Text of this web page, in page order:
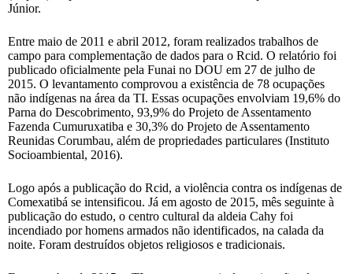
Júnior.
Entre maio de 2011 e abril 2012, foram realizados trabalhos de
campo para complementação de dados para o Rcid. O relatório foi
publicado oficialmente pela Funai no DOU em 27 de julho de
2015. O levantamento comprovou a existência de 78 ocupações
não indígenas na área da TI. Essas ocupações envolviam 19,6% do
Parna do Descobrimento, 93,9% do Projeto de Assentamento
Fazenda Cumuruxatiba e 30,3% do Projeto de Assentamento
Reunidas Corumbau, além de propriedades particulares (Instituto
Socioambiental, 2016).
Logo após a publicação do Rcid, a violência contra os indígenas de
Comexatibá se intensificou. Já em agosto de 2015, mês seguinte à
publicação do estudo, o centro cultural da aldeia Cahy foi
incendiado por homens armados não identificados, na calada da
noite. Foram destruídos objetos religiosos e tradicionais.